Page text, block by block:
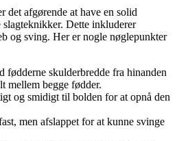
det afgørende at have en solid
Dette inkluderer
og sving. Her er nogle nøglepunkter
fødderne skulderbredde fra hinanden
begge fødder.
og smidigt til bolden for at opnå den
men afslappet for at kunne svinge